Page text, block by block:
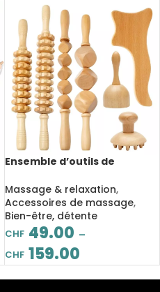
Ensemble d’outils de
en bois, Gua Sha, pour le
corps et des pieds
Massage & relaxation,
Accessoires de massage,
Bien-être, détente
CHF 49.00 –
CHF 159.00